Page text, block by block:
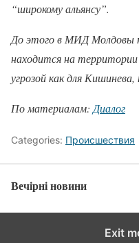
“широкому альянсу”.
До этого в МИД Молдовы
находится на территории
угрозой как для
По материалам: Диалог
Categories: Происшествия
Вечірні новини
Exit